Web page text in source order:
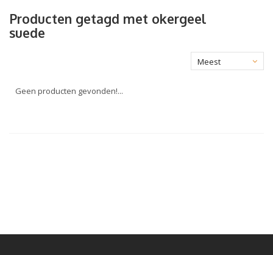
Producten getagd met okergeel
suede
Meest
Geen producten gevonden!...